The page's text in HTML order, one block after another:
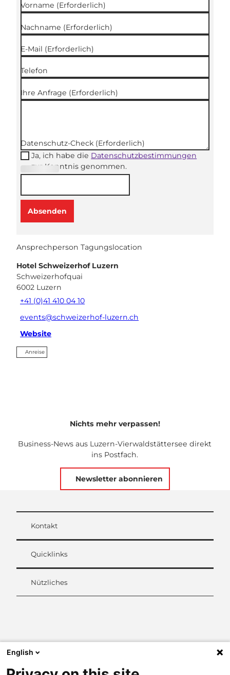
Vorname (Erforderlich)
Nachname (Erforderlich)
E-Mail (Erforderlich)
Telefon
Ihre Anfrage (Erforderlich)
Datenschutz-Check (Erforderlich)
Ja, ich habe die Datenschutzbestimmungen
zur Kenntnis genommen.
Absenden
Ansprechperson Tagungslocation
Hotel Schweizerhof Luzern
Schweizerhofquai
6002 Luzern
+41 (0)41 410 04 10
events@schweizerhof-luzern.ch
Website
Anreise
Nichts mehr verpassen!
Business-News aus Luzern-Vierwaldstättersee direkt
ins Postfach.
Newsletter abonnieren
Kontakt
Quicklinks
Nützliches
d
English